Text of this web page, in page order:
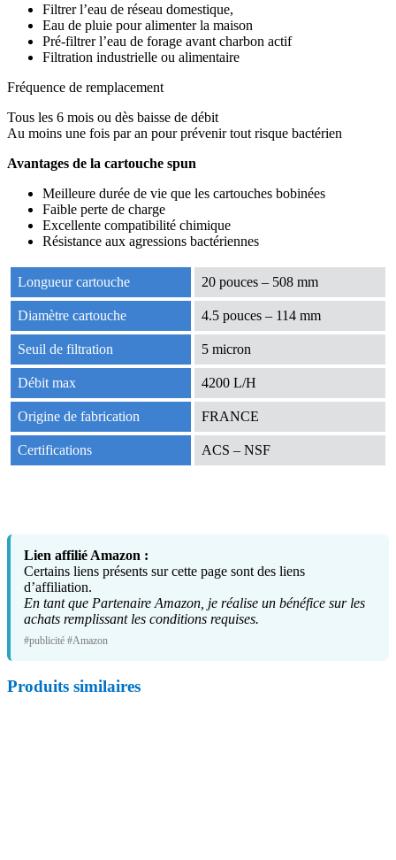
Filtrer l’eau de réseau domestique,
Eau de pluie pour alimenter la maison
Pré-filtrer l’eau de forage avant charbon actif
Filtration industrielle ou alimentaire
Fréquence de remplacement
Tous les 6 mois ou dès baisse de débit
Au moins une fois par an pour prévenir tout risque bactérien
Avantages de la cartouche spun
Meilleure durée de vie que les cartouches bobinées
Faible perte de charge
Excellente compatibilité chimique
Résistance aux agressions bactériennes
Longueur cartouche 20 pouces – 508 mm
Diamètre cartouche 4.5 pouces – 114 mm
Seuil de filtration 5 micron
Débit max 4200 L/H
Origine de fabrication FRANCE
Certifications ACS – NSF
Lien affilié Amazon :
Certains liens présents sur cette page sont des liens
d’affiliation.
En tant que Partenaire Amazon, je réalise un bénéfice sur les
achats remplissant les conditions requises.
#publicité #Amazon
Produits similaires